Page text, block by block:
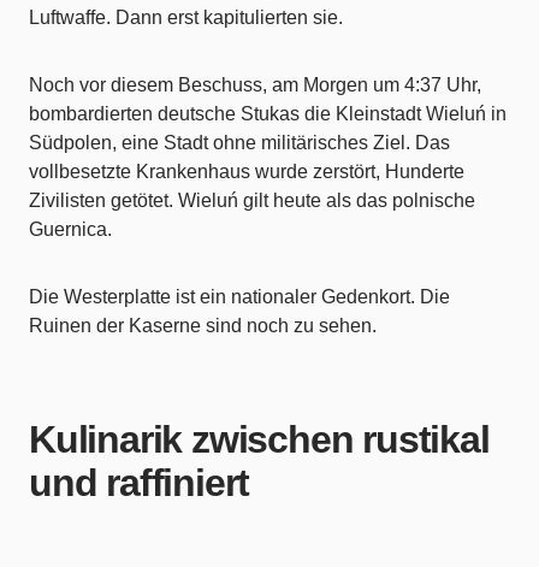
Luftwaffe. Dann erst kapitulierten sie.
Noch vor diesem Beschuss, am Morgen um 4:37 Uhr,
bombardierten deutsche Stukas die Kleinstadt Wieluń in
Südpolen, eine Stadt ohne militärisches Ziel. Das
vollbesetzte Krankenhaus wurde zerstört, Hunderte
Zivilisten getötet. Wieluń gilt heute als das polnische
Guernica.
Die Westerplatte ist ein nationaler Gedenkort. Die
Ruinen der Kaserne sind noch zu sehen.
Kulinarik zwischen rustikal
und raffiniert